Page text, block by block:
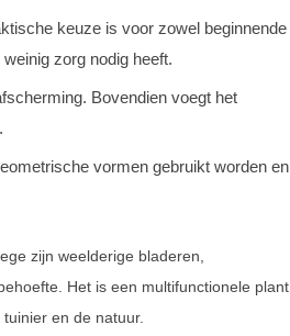
keuze is voor zowel beginnende
zorg nodig heeft.
Bovendien voegt het
vormen gebruikt worden en
zijn weelderige bladeren,
Het is een multifunctionele plant
en de natuur.